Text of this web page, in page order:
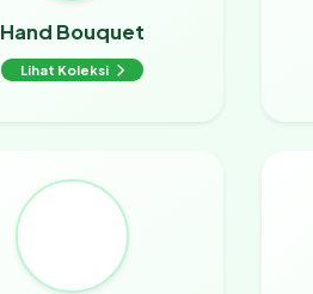
Hand Bouquet
Lihat Koleksi